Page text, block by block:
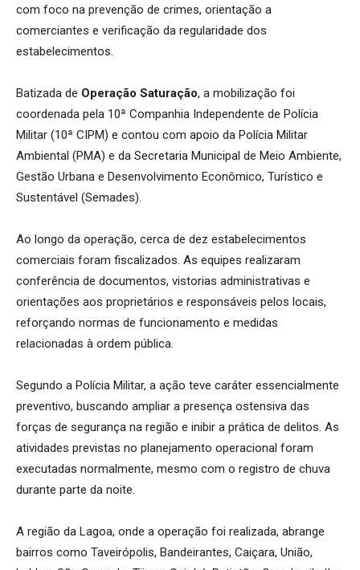
com foco na prevenção de crimes, orientação a
comerciantes e verificação da regularidade dos
estabelecimentos.
Batizada de Operação Saturação, a mobilização foi
coordenada pela 10ª Companhia Independente de Polícia
Militar (10ª CIPM) e contou com apoio da Polícia Militar
Ambiental (PMA) e da Secretaria Municipal de Meio Ambiente,
Gestão Urbana e Desenvolvimento Econômico, Turístico e
Sustentável (Semades).
Ao longo da operação, cerca de dez estabelecimentos
comerciais foram fiscalizados. As equipes realizaram
conferência de documentos, vistorias administrativas e
orientações aos proprietários e responsáveis pelos locais,
reforçando normas de funcionamento e medidas
relacionadas à ordem pública.
Segundo a Polícia Militar, a ação teve caráter essencialmente
preventivo, buscando ampliar a presença ostensiva das
forças de segurança na região e inibir a prática de delitos. As
atividades previstas no planejamento operacional foram
executadas normalmente, mesmo com o registro de chuva
durante parte da noite.
A região da Lagoa, onde a operação foi realizada, abrange
bairros como Taveirópolis, Bandeirantes, Caiçara, União,